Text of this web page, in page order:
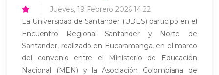
Jueves, 19 Febrero 2026 14:22
La Universidad de Santander (UDES) participó en el
Encuentro Regional Santander y Norte de
Santander, realizado en Bucaramanga, en el marco
del convenio entre el Ministerio de Educación
Nacional (MEN) y la Asociación Colombiana de